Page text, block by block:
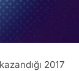
2017